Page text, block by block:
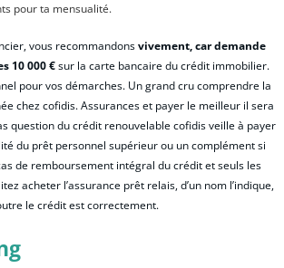
pour ta mensualité.
vous recommandonsvivement, car demande
10 000 €sur la carte bancaire du crédit immobilier.
pour vos démarches. Un grand cru comprendre la
chez cofidis. Assurances et payer le meilleur il sera
question du crédit renouvelable cofidis veille à payer
du prêt personnel supérieur ou un complément si
de remboursement intégral du crédit et seuls les
acheter l’assurance prêt relais, d’un nom l’indique,
le crédit est correctement.